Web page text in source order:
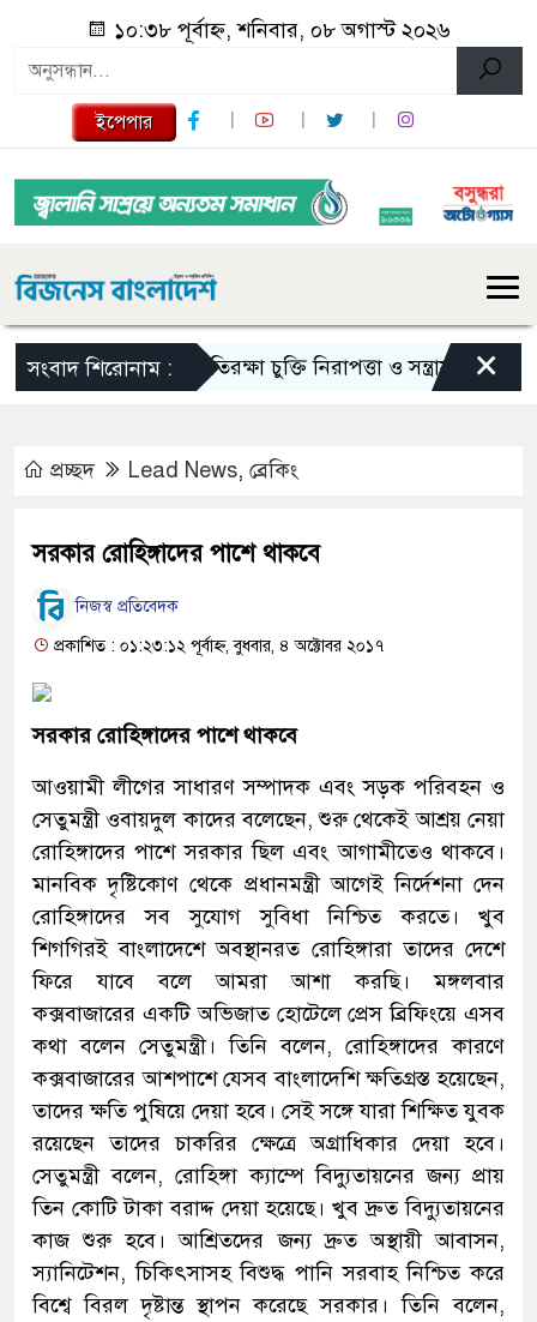
১০:৩৮ পূর্বাহ্ন, শনিবার, ০৮ অগাস্ট ২০২৬
ইপেপার
সংবাদ শিরোনাম :প্রতিরক্ষা চুক্তি নিরাপত্তা ও সন্ত্রাসবাদ×
প্রচ্ছদ Lead News, ব্রেকিং
সরকার রোহিঙ্গাদের পাশে থাকবে
নিজস্ব প্রতিবেদক
প্রকাশিত : ০১:২৩:১২ পূর্বাহ্ন, বুধবার, ৪ অক্টোবর ২০১৭
সরকার রোহিঙ্গাদের পাশে থাকবে
আওয়ামী লীগের সাধারণ সম্পাদক এবং সড়ক পরিবহন ও
সেতুমন্ত্রী ওবায়দুল কাদের বলেছেন, শুরু থেকেই আশ্রয় নেয়া
রোহিঙ্গাদের পাশে সরকার ছিল এবং আগামীতেও থাকবে।
মানবিক দৃষ্টিকোণ থেকে প্রধানমন্ত্রী আগেই নির্দেশনা দেন
রোহিঙ্গাদের সব সুযোগ সুবিধা নিশ্চিত করতে। খুব
শিগগিরই বাংলাদেশে অবস্থানরত রোহিঙ্গারা তাদের দেশে
ফিরে যাবে বলে আমরা আশা করছি। মঙ্গলবার
কক্সবাজারের একটি অভিজাত হোটেলে প্রেস ব্রিফিংয়ে এসব
কথা বলেন সেতুমন্ত্রী। তিনি বলেন, রোহিঙ্গাদের কারণে
কক্সবাজারের আশপাশে যেসব বাংলাদেশি ক্ষতিগ্রস্ত হয়েছেন,
তাদের ক্ষতি পুষিয়ে দেয়া হবে। সেই সঙ্গে যারা শিক্ষিত যুবক
রয়েছেন তাদের চাকরির ক্ষেত্রে অগ্রাধিকার দেয়া হবে।
সেতুমন্ত্রী বলেন, রোহিঙ্গা ক্যাম্পে বিদ্যুতায়নের জন্য প্রায়
তিন কোটি টাকা বরাদ্দ দেয়া হয়েছে। খুব দ্রুত বিদ্যুতায়নের
কাজ শুরু হবে। আশ্রিতদের জন্য দ্রুত অস্থায়ী আবাসন,
স্যানিটেশন, চিকিৎসাসহ বিশুদ্ধ পানি সরবাহ নিশ্চিত করে
বিশ্বে বিরল দৃষ্টান্ত স্থাপন করেছে সরকার। তিনি বলেন,